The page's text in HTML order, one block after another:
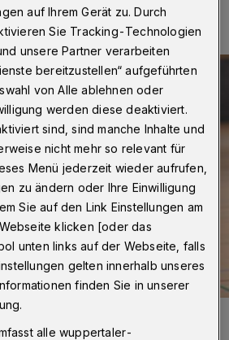
– reist als Außenseiter nach Leverkusen.
auf Ihrem Gerät zu. Durch
Sie Tracking-Technologien
unsere Partner verarbeiten
bereitzustellen“ aufgeführten
von Alle ablehnen oder
werden diese deaktiviert.
sind, sind manche Inhalte und
nicht mehr so relevant für
Menü jederzeit wieder aufrufen,
zu ändern oder Ihre Einwilligung
Sie auf den Link Einstellungen am
klicken [oder das
unten links auf der Webseite, falls
gelten innerhalb unseres
finden Sie in unserer
alle wuppertaler-